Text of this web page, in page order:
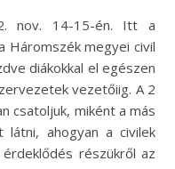
nov. 14-15-én. Itt a
Háromszék megyei civil
diákokkal el egészen
vezetőiig. A 2
csatoljuk, miként a más
ahogyan a civilek
részükről az